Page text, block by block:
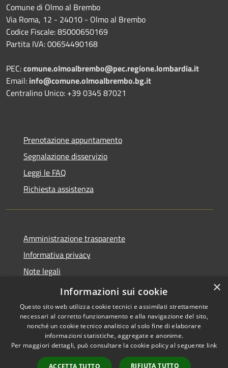
Comune di Olmo al Brembo
Via Roma, 12 - 24010 - Olmo al Brembo
Codice Fiscale: 85000650169
Partita IVA: 00654490168
PEC:comune.olmoalbrembo@pec.regione.lombardia.it
Email: info@comune.olmoalbrembo.bg.it
Centralino Unico: +39 0345 87021
Prenotazione appuntamento
Segnalazione disservizio
Leggi le FAQ
Richiesta assistenza
Amministrazione trasparente
Informativa privacy
Note legali
Dichiarazione di accessibilità
Accessibilità
Copyright © 2026 • Comune di
Olmo al Brembo • Powered by
Municipium• Accesso
×
Informazioni sui cookie
Questo sito web utilizza cookie tecnici e assimilati strettamente
necessari al corretto funzionamento e alla navigazione del sito,
nonché un cookie tecnico analitico al solo fine di elaborare
informazioni statistiche, aggregate e anonime.
Per maggiori dettagli, può consultare la cookie policy al seguente link
ACCETTA TUTTO RIFIUTA TUTTO